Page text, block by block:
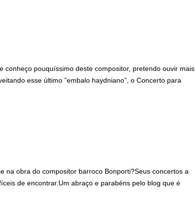
pouquíssimo deste compositor, pretendo ouvir mais
esse último ”embalo haydniano”, o Concerto para
na obra do compositor barroco Bonporti?Seus concertos a
de encontrar.Um abraço e parabéns pelo blog que é